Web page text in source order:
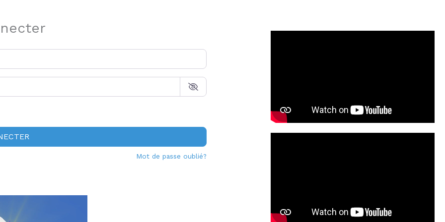
Mot de passe oublié?